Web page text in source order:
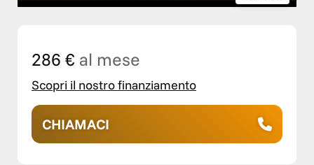
286 € al mese
Scopri il nostro finanziamento
CHIAMACI